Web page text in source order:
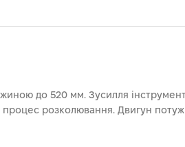
до 520 мм. Зусилля
розколювання. Двигун